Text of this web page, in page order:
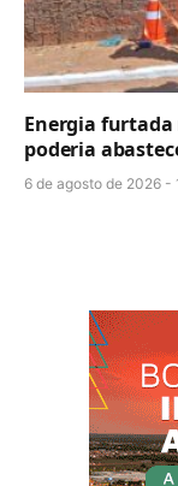
Energia
poderia
6 de agosto de 2026 -